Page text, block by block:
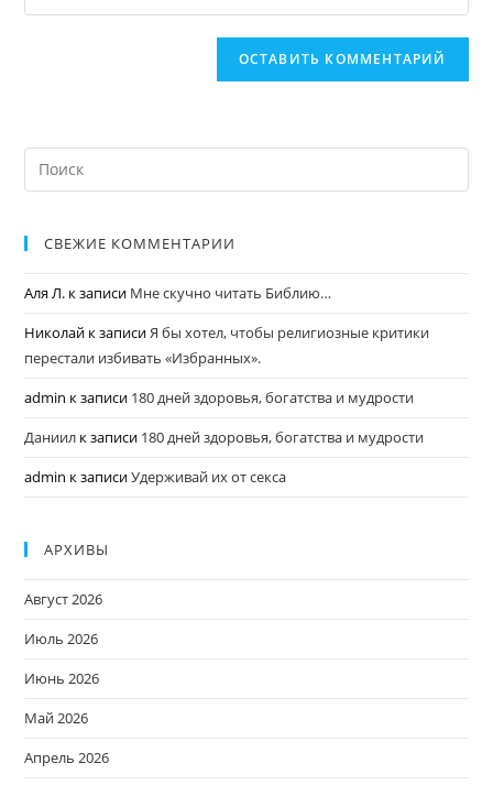
СВЕЖИЕ КОММЕНТАРИИ
Аля Л. к записи Мне скучно читать Библию…
Николай к записиЯ бы хотел, чтобы религиозные критики
перестали избивать «Избранных».
admin к записи 180 дней здоровья, богатства и мудрости
Даниил к записи 180 дней здоровья, богатства и мудрости
admin к записиУдерживай их от секса
АРХИВЫ
Август 2026
Июль 2026
Июнь 2026
Май 2026
Апрель 2026